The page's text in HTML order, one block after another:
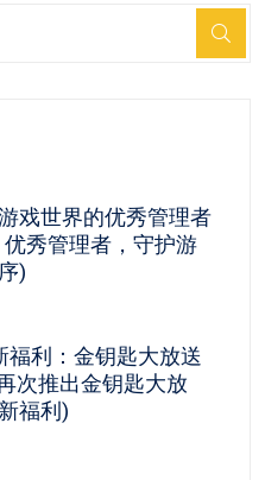
戏世界的优秀管理者
秀管理者，守护游
)
福利：金钥匙大放送
次推出金钥匙大放
福利)